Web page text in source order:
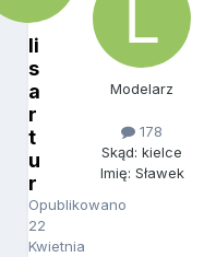
li
s
a
r
t
u
r
Opublikowano
22
Kwietnia
Modelarz
178
Skąd: kielce
Imię: Sławek